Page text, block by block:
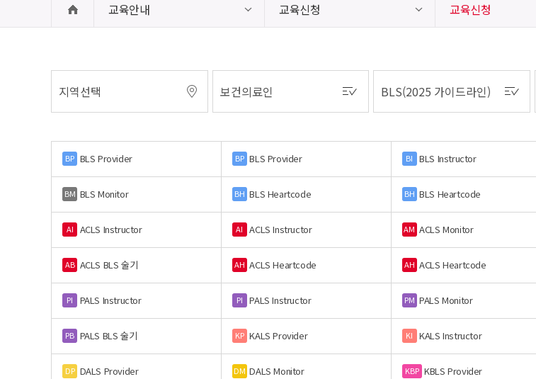
교육안내 교육신청 교육신청
BP BLS Provider BP BLS Provider BI BLS Instructor
BM BLS Monitor BH BLS Heartcode BH BLS Heartcode
AI ACLS Instructor AI ACLS Instructor AM ACLS Monitor
AB ACLS BLS 술기 AH ACLS Heartcode AH ACLS Heartcode
PI PALS Instructor PI PALS Instructor PM PALS Monitor
PB PALS BLS 술기 KP KALS Provider KI KALS Instructor
DP DALS Provider DM DALS Monitor KBP KBLS Provider